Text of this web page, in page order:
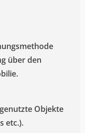
über den
Objekte
etc.).